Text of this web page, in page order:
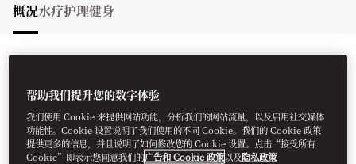
概况水疗护理健身
帮助我们提升您的数字体验
我们使用 Cookie 来提供网站功能，分析我们的网站流量，以及启用社交媒体
功能性。Cookie 设置说明了我们使用的不同 Cookie。我们的 Cookie 政策
提供更多的信息，并且说明了如何修改您的 Cookie 设置。点击“接受所有
Cookie”即表示您同意我们的广告和 Cookie 政策以及隐私政策